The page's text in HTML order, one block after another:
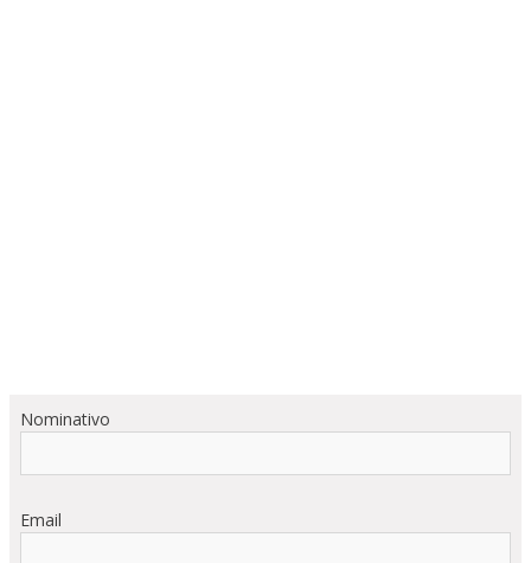
Nominativo
Email